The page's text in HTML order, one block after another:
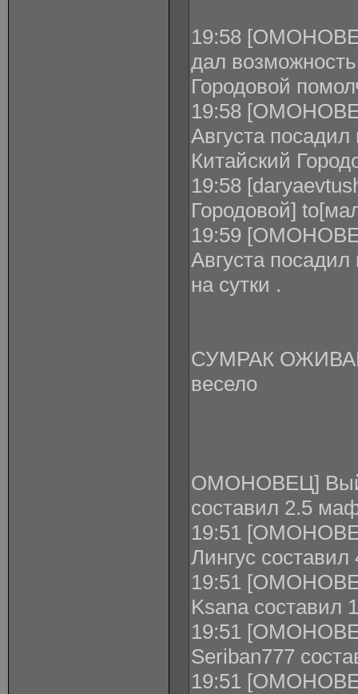
19:58
дал
Городовой
19:58
Августа посадил
Китайский
19:58
Городовой]
19:59
Августа
на сутки .
СУМРАК
весело
ОМОНОВЕЦ]
составил 2.5
19:51
Лингус
19:51
Ksana составил
19:51
Seriban777
19:51